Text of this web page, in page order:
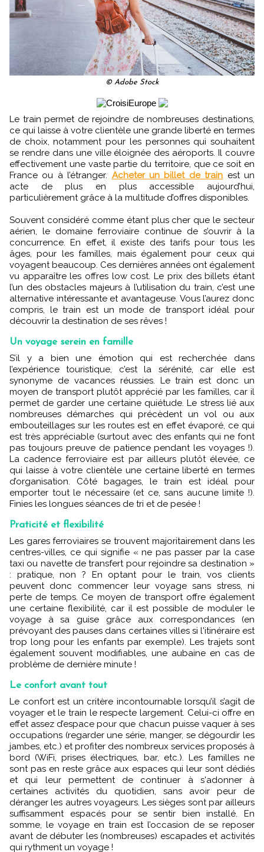
© Adobe Stock
Le train permet de rejoindre de nombreuses destinations,
ce qui laisse à votre clientèle une grande liberté en termes
de choix, notamment pour les personnes qui souhaitent
se rendre dans une ville éloignée des aéroports. Il couvre
effectivement une vaste partie du territoire, que ce soit en
France ou à l’étranger. Acheter un billet de train est un
acte de plus en plus accessible aujourd’hui,
particulièrement grâce à la multitude d’offres disponibles.
Souvent considéré comme étant plus cher que le secteur
aérien, le domaine ferroviaire continue de s’ouvrir à la
concurrence. En effet, il existe des tarifs pour tous les
âges, pour les familles, mais également pour ceux qui
voyagent beaucoup. Ces dernières années ont également
vu apparaître les offres low cost. Le prix des billets étant
l’un des obstacles majeurs à l’utilisation du train, c’est une
alternative intéressante et avantageuse. Vous l’aurez donc
compris, le train est un mode de transport idéal pour
découvrir la destination de ses rêves !
Un voyage serein en famille
S’il y a bien une émotion qui est recherchée dans
l’expérience touristique, c’est la sérénité, car elle est
synonyme de vacances réussies. Le train est donc un
moyen de transport plutôt apprécié par les familles, car il
permet de garder une certaine quiétude. Le stress lié aux
nombreuses démarches qui précèdent un vol ou aux
embouteillages sur les routes est en effet évaporé, ce qui
est très appréciable (surtout avec des enfants qui ne font
pas toujours preuve de patience pendant les voyages !).
La cadence ferroviaire est par ailleurs plutôt élevée, ce
qui laisse à votre clientèle une certaine liberté en termes
d’organisation. Côté bagages, le train est idéal pour
emporter tout le nécessaire (et ce, sans aucune limite !).
Finies les longues séances de tri et de pesée !
Praticité et flexibilité
Les gares ferroviaires se trouvent majoritairement dans les
centres-villes, ce qui signifie « ne pas passer par la case
taxi ou navette de transfert pour rejoindre sa destination »
: pratique, non ? En optant pour le train, vos clients
peuvent donc commencer leur voyage sans stress, ni
perte de temps. Ce moyen de transport offre également
une certaine flexibilité, car il est possible de moduler le
voyage à sa guise grâce aux correspondances (en
prévoyant des pauses dans certaines villes si l'itinéraire est
trop long pour les enfants par exemple). Les trajets sont
également souvent modifiables, une aubaine en cas de
problème de dernière minute !
Le confort avant tout
Le confort est un critère incontournable lorsqu’il s’agit de
voyager et le train le respecte largement. Celui-ci offre en
effet assez d’espace pour que chacun puisse vaquer à ses
occupations (regarder une série, manger, se dégourdir les
jambes, etc.) et profiter des nombreux services proposés à
bord (WiFi, prises électriques, bar, etc.). Les familles ne
sont pas en reste grâce aux espaces qui leur sont dédiés
et qui leur permettent de continuer à s'adonner à
certaines activités du quotidien, sans avoir peur de
déranger les autres voyageurs. Les sièges sont par ailleurs
suffisamment espacés pour se sentir bien installé. En
somme, le voyage en train est l’occasion de se reposer
avant de débuter les (nombreuses) escapades et activités
qui rythment un voyage !